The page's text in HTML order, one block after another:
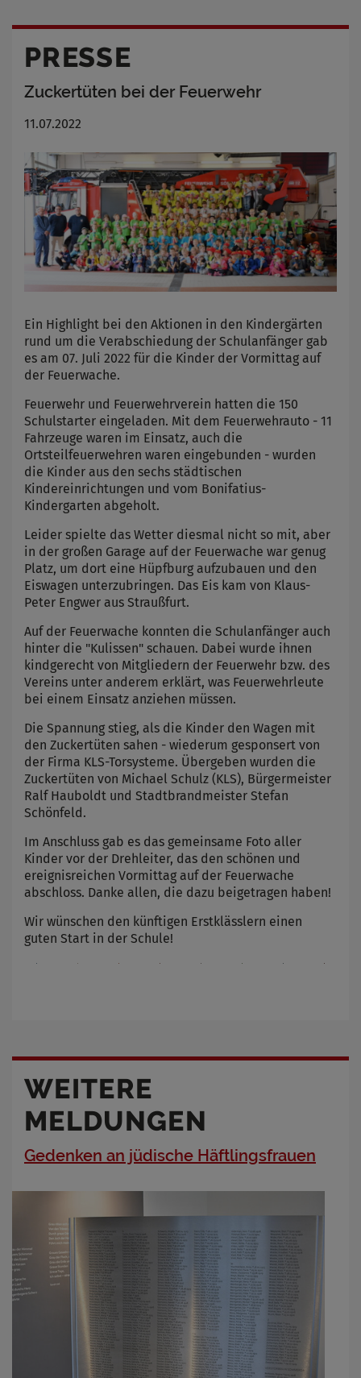
PRESSE
Zuckertüten bei der Feuerwehr
11.07.2022
Ein Highlight bei den Aktionen in den Kindergärten
rund um die Verabschiedung der Schulanfänger gab
es am 07. Juli 2022 für die Kinder der Vormittag auf
der Feuerwache.
Feuerwehr und Feuerwehrverein hatten die 150
Schulstarter eingeladen. Mit dem Feuerwehrauto - 11
Fahrzeuge waren im Einsatz, auch die
Ortsteilfeuerwehren waren eingebunden - wurden
die Kinder aus den sechs städtischen
Kindereinrichtungen und vom Bonifatius-
Kindergarten abgeholt.
Leider spielte das Wetter diesmal nicht so mit, aber
in der großen Garage auf der Feuerwache war genug
Platz, um dort eine Hüpfburg aufzubauen und den
Eiswagen unterzubringen. Das Eis kam von Klaus-
Peter Engwer aus Straußfurt.
Auf der Feuerwache konnten die Schulanfänger auch
hinter die "Kulissen" schauen. Dabei wurde ihnen
kindgerecht von Mitgliedern der Feuerwehr bzw. des
Vereins unter anderem erklärt, was Feuerwehrleute
bei einem Einsatz anziehen müssen.
Die Spannung stieg, als die Kinder den Wagen mit
den Zuckertüten sahen - wiederum gesponsert von
der Firma KLS-Torsysteme. Übergeben wurden die
Zuckertüten von Michael Schulz (KLS), Bürgermeister
Ralf Hauboldt und Stadtbrandmeister Stefan
Schönfeld.
Im Anschluss gab es das gemeinsame Foto aller
Kinder vor der Drehleiter, das den schönen und
ereignisreichen Vormittag auf der Feuerwache
abschloss. Danke allen, die dazu beigetragen haben!
Wir wünschen den künftigen Erstklässlern einen
guten Start in der Schule!
WEITERE
MELDUNGEN
Gedenken an jüdische Häftlingsfrauen